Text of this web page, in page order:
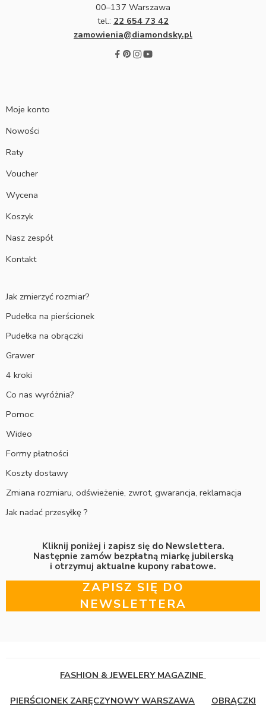
00–137 Warszawa
tel.: 22 654 73 42
zamowienia@diamondsky.pl
Moje konto
Nowości
Raty
Voucher
Wycena
Koszyk
Nasz zespół
Kontakt
Jak zmierzyć rozmiar?
Pudełka na pierścionek
Pudełka na obrączki
Grawer
4 kroki
Co nas wyróżnia?
Pomoc
Wideo
Formy płatności
Koszty dostawy
Zmiana rozmiaru, odświeżenie, zwrot, gwarancja, reklamacja
Jak nadać przesyłkę ?
Kliknij poniżej i zapisz się do Newslettera.
Następnie zamów bezpłatną miarkę jubilerską
i otrzymuj aktualne kupony rabatowe.
ZAPISZ SIĘ DO
NEWSLETTERA
FASHION & JEWELERY MAGAZINE
PIERŚCIONEK ZARĘCZYNOWY WARSZAWA OBRĄCZKI